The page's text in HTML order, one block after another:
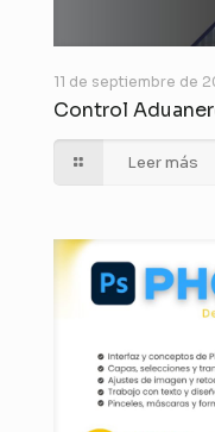
11 de septiembre de
Control
Leer más